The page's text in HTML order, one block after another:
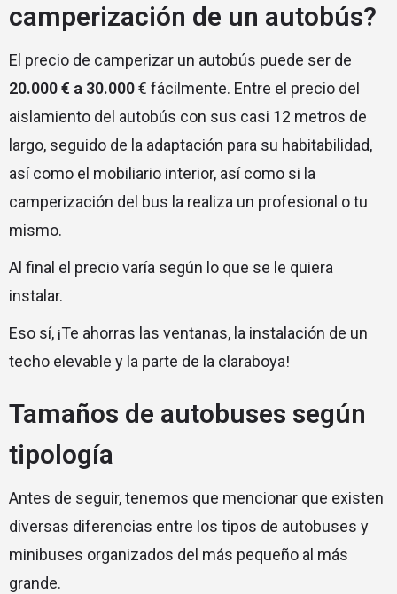
camperización de un autobús?
El precio de camperizar un autobús puede ser de
20.000 € a 30.000€ fácilmente. Entre el precio del
aislamiento del autobús con sus casi 12 metros de
largo, seguido de la adaptación para su habitabilidad,
así como el mobiliario interior, así como si la
camperización del bus la realiza un profesional o tu
mismo.
Al final el precio varía según lo que se le quiera
instalar.
Eso sí, ¡Te ahorras las ventanas, la instalación de un
techo elevable y la parte de la claraboya!
Tamaños de autobuses según
tipología
Antes de seguir, tenemos que mencionar que existen
diversas diferencias entre los tipos de autobuses y
minibuses organizados del más pequeño al más
grande.